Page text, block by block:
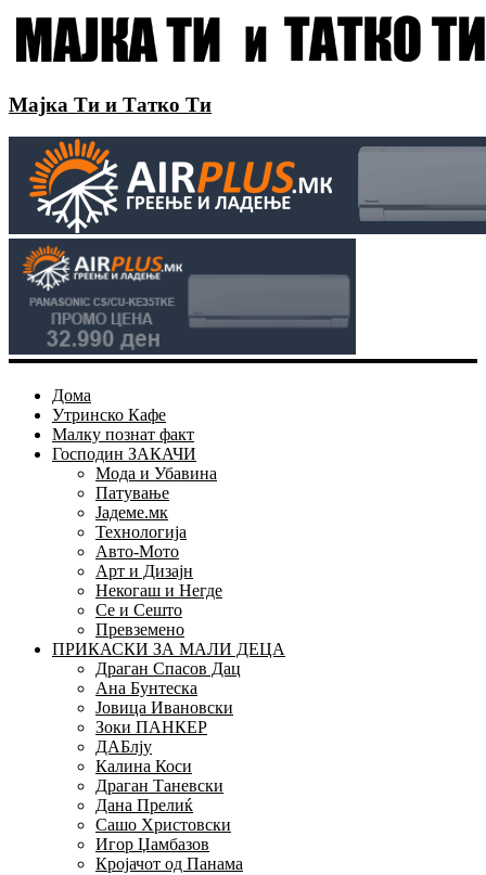
Мајка Ти и Татко Ти
Дома
Утринско Кафе
Малку познат факт
Господин ЗАКАЧИ
Мода и Убавина
Патување
Јадеме.мк
Технологија
Авто-Мото
Арт и Дизајн
Некогаш и Негде
Се и Сешто
Превземено
ПРИКАСКИ ЗА МАЛИ ДЕЦА
Драган Спасов Дац
Ана Бунтеска
Јовица Ивановски
Зоки ПАНКЕР
ДАБлју
Калина Коси
Драган Таневски
Дана Прелиќ
Сашо Христовски
Игор Џамбазов
Кројачот од Панама